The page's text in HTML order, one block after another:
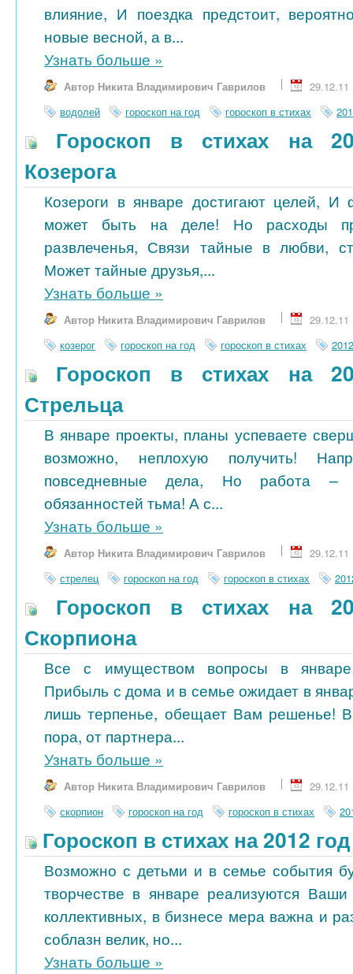
влияние, И поездка предстоит,
новые весной, а в...
Узнать больше »
Автор Никита Владимирович Гаврилов
29.12.11
водолей
гороскоп на год гороскоп в стихах
Гороскоп в стихах на
Козерога
Козероги в январе достигают целей, И
может быть на деле! Но расходы
развлеченья, Связи тайные в любви,
Может тайные друзья,...
Узнать больше »
Автор Никита Владимирович Гаврилов
29.12.11
козерог
гороскоп на год гороскоп в стихах 2012
Гороскоп в стихах на
Стрельца
В январе проекты, планы успеваете
возможно, неплохую получить!
повседневные дела, Но работа –
обязанностей тьма! А с...
Узнать больше »
Автор Никита Владимирович Гаврилов
29.12.11
стрелец
гороскоп на год гороскоп в стихах
Гороскоп в стихах на
Скорпиона
Все с имуществом вопросы в январе
Прибыль с дома и в семье ожидает в
лишь терпенье, обещает Вам решенье!
пора, от партнера...
Узнать больше »
Автор Никита Владимирович Гаврилов
29.12.11
скорпион
гороскоп на год гороскоп в стихах
Гороскоп в стихах на 2012
Возможно с детьми и в семье события
творчестве в январе реализуются
коллективных, в бизнесе мера важна и
соблазн велик, но...
Узнать больше »